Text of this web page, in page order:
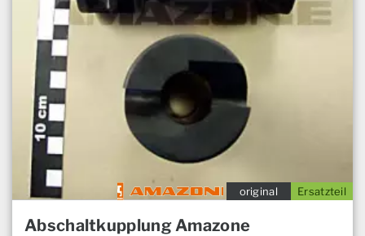
Ersatzteil
original
Abschaltkupplung Amazone